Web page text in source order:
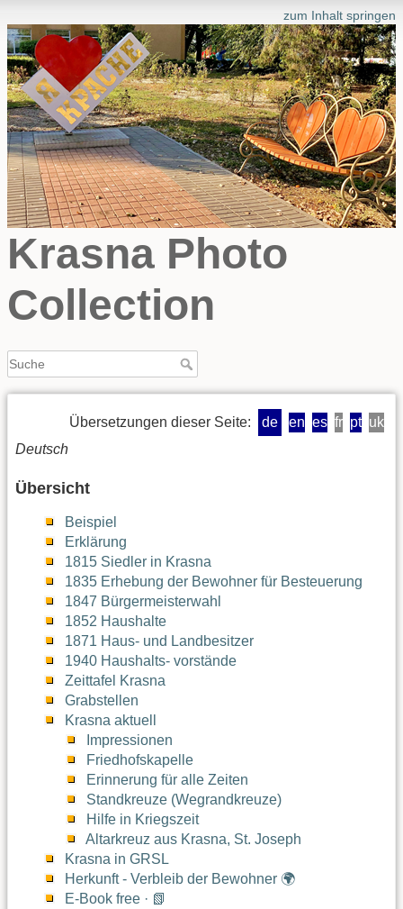
zum Inhalt springen
Krasna Photo
Collection
Übersetzungen dieser Seite: de en es fr pt uk
Deutsch
Übersicht
Beispiel
Erklärung
1815 Siedler in Krasna
1835 Erhebung der Bewohner für Besteuerung
1847 Bürgermeisterwahl
1852 Haushalte
1871 Haus- und Landbesitzer
1940 Haushalts- vorstände
Zeittafel Krasna
Grabstellen
Krasna aktuell
Impressionen
Friedhofskapelle
Erinnerung für alle Zeiten
Standkreuze (Wegrandkreuze)
Hilfe in Kriegszeit
Altarkreuz aus Krasna, St. Joseph
Krasna in GRSL
Herkunft - Verbleib der Bewohner 🌍
E-Book free · 📗